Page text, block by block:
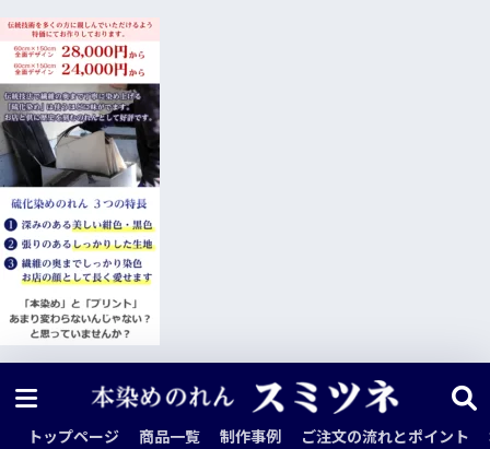
トップページ 商品一覧 制作事例 ご注文の流れとポイント